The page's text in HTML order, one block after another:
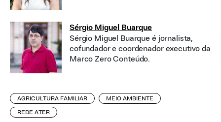
Sérgio Miguel Buarque
Sérgio Miguel Buarque é jornalista,
cofundador e coordenador executivo da
Marco Zero Conteúdo.
AGRICULTURA FAMILIAR MEIO AMBIENTE
REDE ATER